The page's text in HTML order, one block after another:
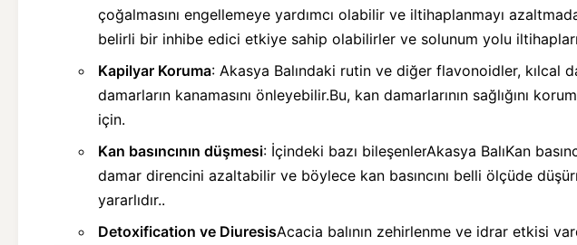
çoğalmasını engellemeye yardımcı olabilir ve iltihaplanmayı
belirli bir inhibe edici etkiye sahip olabilirler ve solunum yolu
Kapilyar Koruma: Akasya Balındaki rutin ve diğer flavonoidler, kılcal
damarların kanamasını önleyebilir.Bu, kan damarlarının sağlığını
için.
Kan basıncının düşmesi: İçindeki bazı bileşenlerAkasya BalıKan
damar direncini azaltabilir ve böylece kan basıncını belli ölçüde
yararlıdır..
Detoxification ve DiuresisAcacia balının zehirlenme ve idrar etkisi